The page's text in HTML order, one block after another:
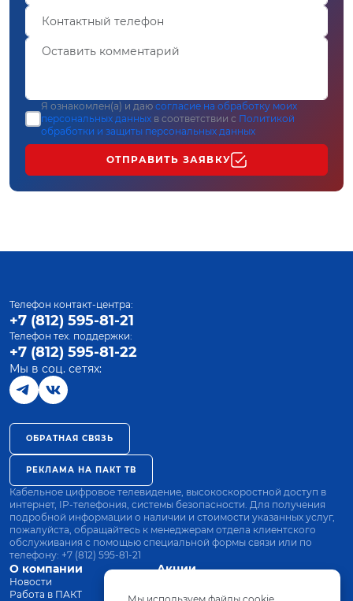
Я ознакомлен(а) и даю согласие на обработку моих
персональных данных в соответствии с Политикой
обработки и защиты персональных данных
ОТПРАВИТЬ ЗАЯВКУ
О компании
Новости
Работа в ПАКТ
Акции
Оплата
Телефон контакт-центра:
+7 (812) 595-81-21
Телефон тех. поддержки:
+7 (812) 595-81-22
Мы в соц. сетях:
ОБРАТНАЯ СВЯЗЬ
РЕКЛАМА НА ПАКТ ТВ
Кабельное цифровое телевидение, высокоскоростной доступ в
интернет, IP-телефония, системы безопасности. Для получения
подробной информации о наличии и стоимости указанных услуг,
пожалуйста, обращайтесь к менеджерам отдела клиентского
обслуживания с помощью специальной формы связи или по
телефону: +7 (812) 595-81-21